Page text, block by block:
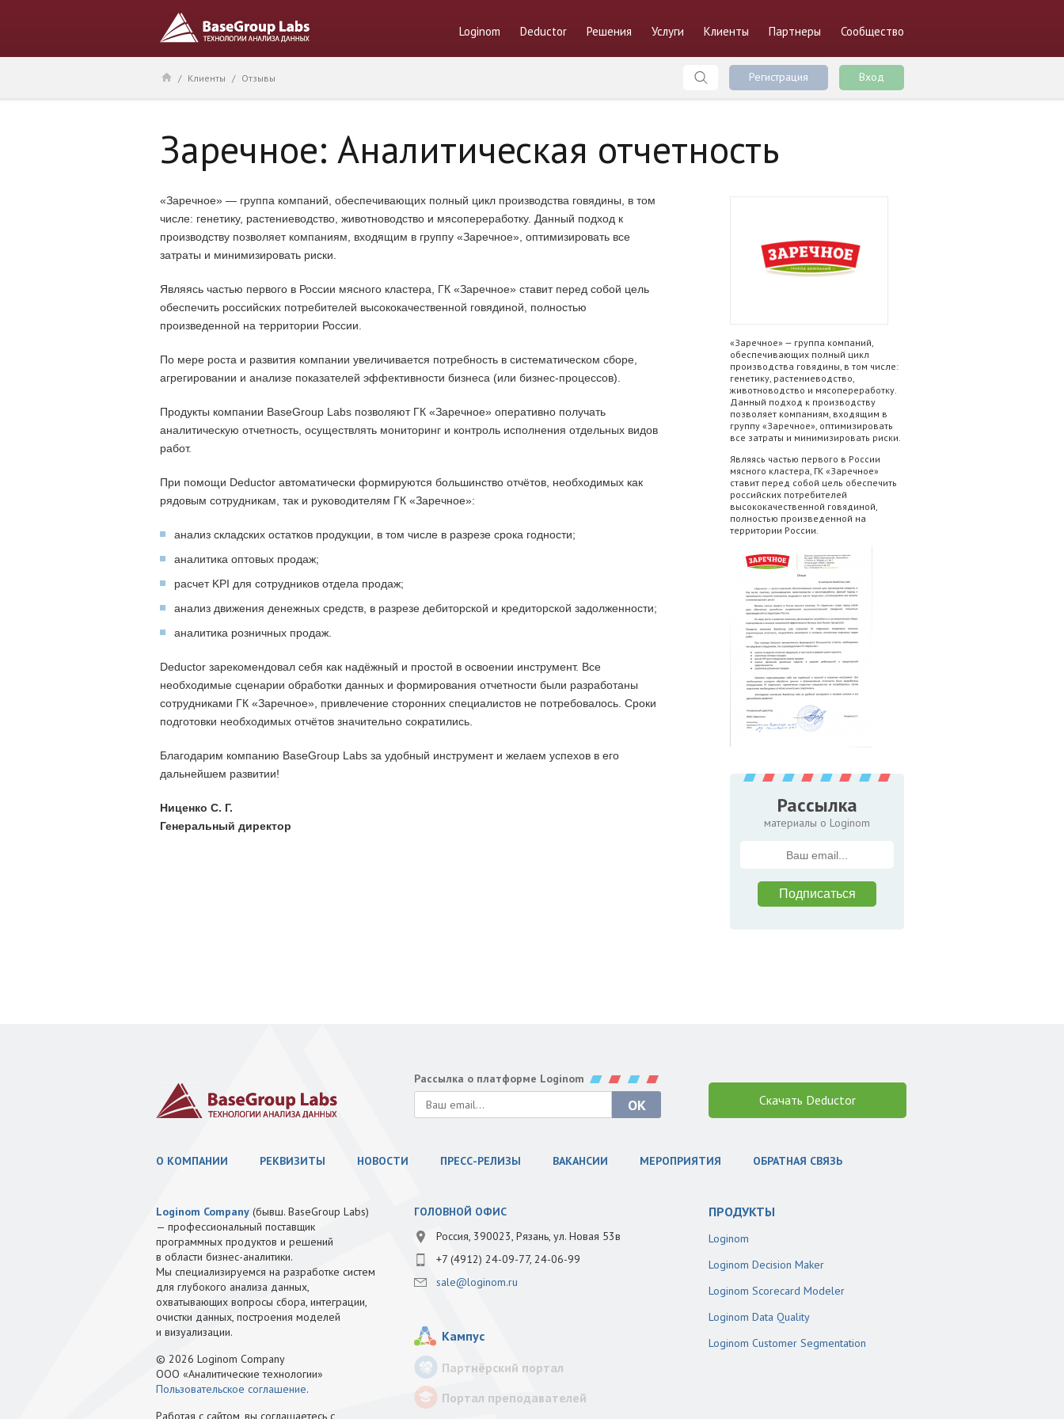
Loginom Deductor Решения Услуги Клиенты Партнеры Сообщество
/ Клиенты / Отзывы Регистрация Вход
Заречное: Аналитическая отчетность
«Заречное» — группа компаний, обеспечивающих полный цикл производства говядины, в том
числе: генетику, растениеводство, животноводство и мясопереработку. Данный подход к
производству позволяет компаниям, входящим в группу «Заречное», оптимизировать все
затраты и минимизировать риски.
Являясь частью первого в России мясного кластера, ГК «Заречное» ставит перед собой цель
обеспечить российских потребителей высококачественной говядиной, полностью
произведенной на территории России.
По мере роста и развития компании увеличивается потребность в систематическом сборе,
агрегировании и анализе показателей эффективности бизнеса (или бизнес-процессов).
Продукты компании BaseGroup Labs позволяют ГК «Заречное» оперативно получать
аналитическую отчетность, осуществлять мониторинг и контроль исполнения отдельных видов
работ.
При помощи Deductor автоматически формируются большинство отчётов, необходимых как
рядовым сотрудникам, так и руководителям ГК «Заречное»:
анализ складских остатков продукции, в том числе в разрезе срока годности;
аналитика оптовых продаж;
расчет KPI для сотрудников отдела продаж;
анализ движения денежных средств, в разрезе дебиторской и кредиторской задолженности;
аналитика розничных продаж.
Deductor зарекомендовал себя как надёжный и простой в освоении инструмент. Все
необходимые сценарии обработки данных и формирования отчетности были разработаны
сотрудниками ГК «Заречное», привлечение сторонних специалистов не потребовалось. Сроки
подготовки необходимых отчётов значительно сократились.
Благодарим компанию BaseGroup Labs за удобный инструмент и желаем успехов в его
дальнейшем развитии!
Ниценко С. Г.
Генеральный директор
«Заречное» — группа компаний,
обеспечивающих полный цикл
производства говядины, в том числе:
генетику, растениеводство,
животноводство и мясопереработку.
Данный подход к производству
позволяет компаниям, входящим в
группу «Заречное», оптимизировать
все затраты и минимизировать риски.
Являясь частью первого в России
мясного кластера, ГК «Заречное»
ставит перед собой цель обеспечить
российских потребителей
высококачественной говядиной,
полностью произведенной на
территории России.
Рассылка
материалы о Loginom
Рассылка о платформе Loginom
Скачать Deductor
О КОМПАНИИ РЕКВИЗИТЫ НОВОСТИ ПРЕСС-РЕЛИЗЫ ВАКАНСИИ МЕРОПРИЯТИЯ ОБРАТНАЯ СВЯЗЬ
Loginom Company (бывш. BaseGroup Labs)
— профессиональный поставщик
программных продуктов и решений
в области бизнес-аналитики.
Мы специализируемся на разработке систем
для глубокого анализа данных,
охватывающих вопросы сбора, интеграции,
очистки данных, построения моделей
и визуализации.
© 2026 Loginom Company
ООО «Аналитические технологии»
Пользовательское соглашение.
Работая с сайтом, вы соглашаетесь с
ГОЛОВНОЙ ОФИС
Россия, 390023, Рязань, ул. Новая 53в
+7 (4912) 24-09-77, 24-06-99
sale@loginom.ru
Кампус
Партнёрский портал
Портал преподавателей
ПРОДУКТЫ
Loginom
Loginom Decision Maker
Loginom Scorecard Modeler
Loginom Data Quality
Loginom Customer Segmentation